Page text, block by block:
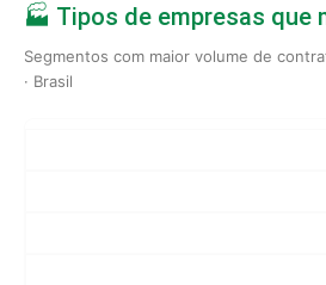
🏭 Tipos de empresas que
Segmentos com maior volume de
· Brasil